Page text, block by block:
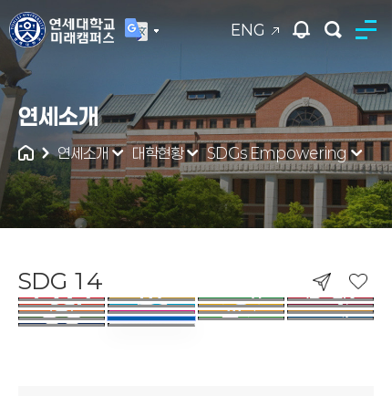
ENG
연세대학교
통합검색
연세소개
연세소개 대학현황 SDGs Empowering
SDG 14